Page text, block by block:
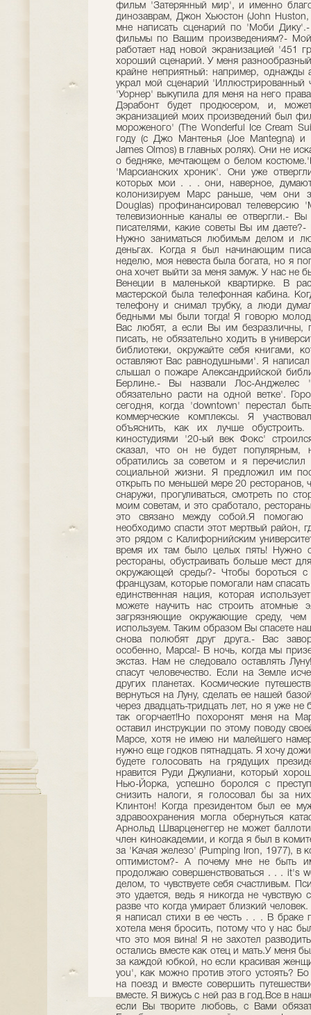
фильм 'Затерянный мир', и именно
динозаврам, Джон Хьюстон (John
мне написать сценарий по 'Моби
фильмы по Вашим произведениям?- Мой
работает над новой экранизацией '451
хороший сценарий. У меня
крайне неприятный: например,
украл мой сценарий 'Иллюстрированный
'Уорнер' выкупила для меня на него
Дэрабонт будет продюсером, и,
экранизацией моих произведений был
мороженого' (The Wonderful Ice Cream
году (с Джо Мантенья (Joe Mantegna)
James Olmos) в главных ролях). Они не
о бедняке, мечтающем о белом
'Марсианских хроник'. Они уже
которых мои . . . они, наверное,
колонизируем Марс раньше, чем они
Douglas) профинансировал телеверсию
телевизионные каналы ее отвергли.-
писателями, какие советы Вы им
Нужно заниматься любимым делом и
деньгах. Когда я был начинающим
неделю, моя невеста была богата, но я
она хочет выйти за меня замуж. У нас
Венеции в маленькой квартирке. В
мастерской была телефонная кабина.
телефону и снимал трубку, а люди
бедными мы были тогда! Я говорю
Вас любят, а если Вы им
писать, не обязательно ходить в
библиотеки, окружайте себя книгами,
оставляют Вас равнодушными'. Я
слышал о пожаре Александрийской
Берлине.- Вы назвали Лос-Анджелес
обязательно расти на одной ветке'.
сегодня, когда 'downtown' перестал
коммерческие комплексы. Я
объяснить, как их лучше
киностудиями '20-ый век Фокс'
сказал, что он не будет
обратились за советом и я
социальной жизни. Я предложил им
открыть по меньшей мере 20 ресторанов,
снаружи, прогуливаться, смотреть по
моим советам, и это сработало,
это связано между собой.Я помогаю
необходимо спасти этот мертвый район,
это рядом с Калифорнийским
время их там было целых пять! Нужно
рестораны, обустраивать больше мест
окружающей среды?- Чтобы бороться с
французам, которые помогали нам
единственная нация, которая
можете научить нас строить атомные
загрязняющие окружающие среду,
используем. Таким образом Вы спасете
снова полюбят друг друга.- Вас
особенно, Марса!- В ночь, когда мы
экстаз. Нам не следовало оставлять
спасут человечество. Если на Земле
других планетах. Космические
вернуться на Луну, сделать ее нашей
через двадцать-тридцать лет, но я уже
так огорчает!Но похоронят меня на
оставил инструкции по этому поводу
Марсе, хотя не имею ни малейшего
нужно еще годков пятнадцать. Я хочу
будете голосовать на грядущих
нравится Руди Джулиани, который
Нью-Йорка, успешно боролся с
снизить налоги, я голосовал бы за
Клинтон! Когда президентом был ее
здравоохранения могла обернуться
Арнольд Шварценеггер не может
член киноакадемии, и когда я был в
за 'Качая железо' (Pumping Iron, 1977), в
оптимистом?- А почему мне не быть
продолжаю совершенствоваться . . . it's
делом, то чувствуете себя счастливым.
это удается, ведь я никогда не
разве что когда умирает близкий
я написал стихи в ее честь . . . В браке
хотела меня бросить, потому что у нас
что это моя вина! Я не захотел
остались вместе как отец и мать.У меня
за каждой юбкой, но если красивая
you', как можно против этого устоять?
на поезд и вместе совершить
вместе. Я вижусь с ней раз в год.Все в
если Вы творите любовь, с Вами